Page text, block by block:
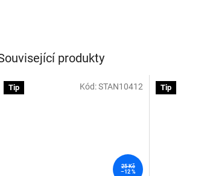
produkty
Tip
25 Kč
–12 %
Kód:STAN10412 Tip